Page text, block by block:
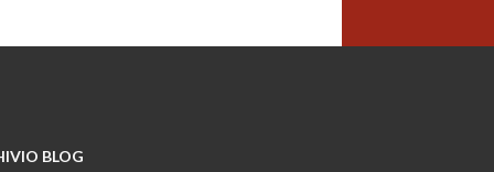
BLOG